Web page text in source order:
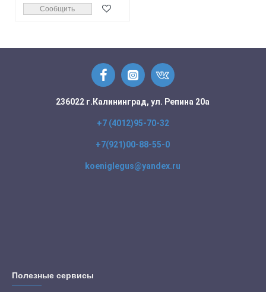
Сообщить
236022 г.Калининград, ул. Репина 20а
+7 (4012)95-70-32
+7(921)00-88-55-0
koeniglegus@yandex.ru
Полезные сервисы